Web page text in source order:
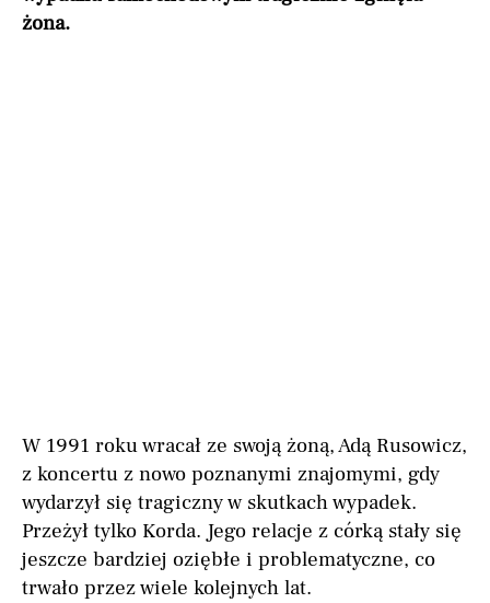
żona.
W 1991 roku wracał ze swoją żoną, Adą Rusowicz,
z koncertu z nowo poznanymi znajomymi, gdy
wydarzył się tragiczny w skutkach wypadek.
Przeżył tylko Korda. Jego relacje z córką stały się
jeszcze bardziej oziębłe i problematyczne, co
trwało przez wiele kolejnych lat.